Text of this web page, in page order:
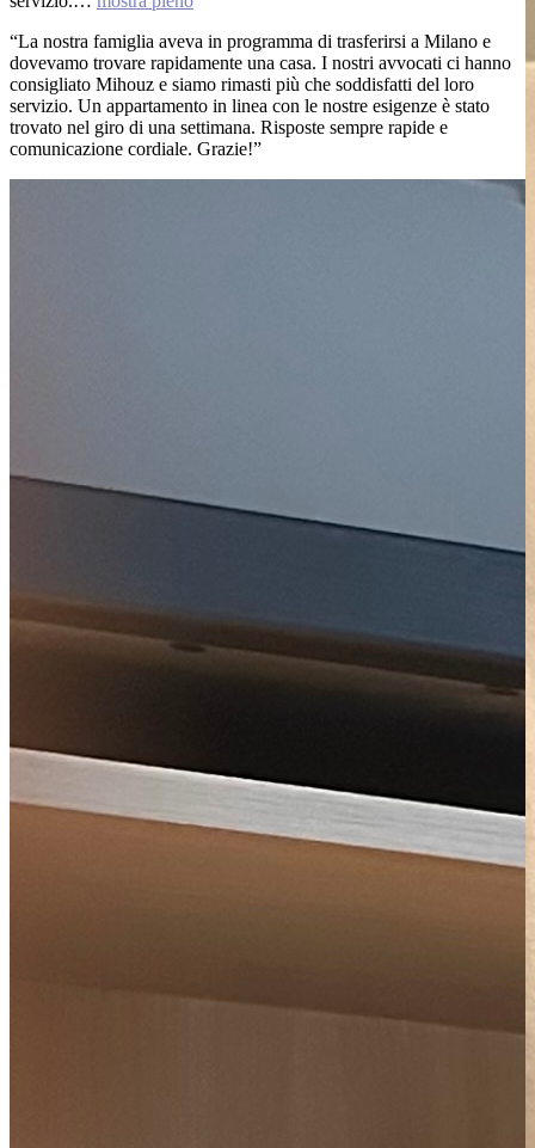
“La nostra famiglia aveva in programma di trasferirsi a Milano e
dovevamo trovare rapidamente una casa. I nostri avvocati ci hanno
consigliato Mihouz e siamo rimasti più che soddisfatti del loro
servizio. Un appartamento in linea con le nostre esigenze è stato
trovato nel giro di una settimana. Risposte sempre rapide e
comunicazione cordiale. Grazie!”